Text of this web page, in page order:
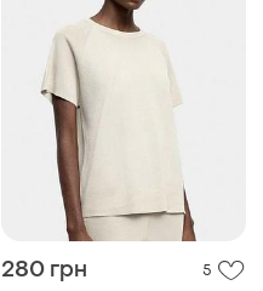
280 грн 5